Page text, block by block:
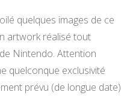
quelques images de ce
artwork réalisé tout
Nintendo. Attention
quelconque exclusivité
prévu (de longue date)